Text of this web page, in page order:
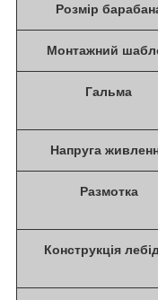
Розмір
Монтажний
Гальма
Напруга
Размотка
Конструкція